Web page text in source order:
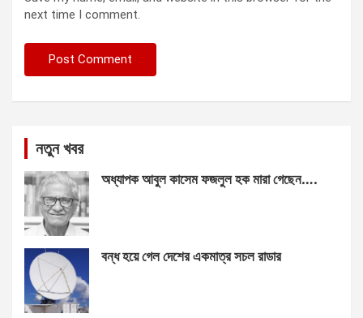
next time I comment.
নতুন খবর
অধ্যাপক আবুল কাসেম ফজলুল হক মারা গেছেন….
বন্ধ হয়ে গেল দেশের একমাত্র সচল রাডার